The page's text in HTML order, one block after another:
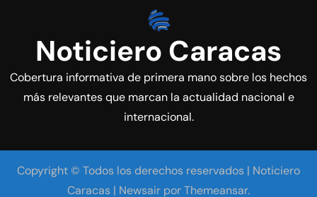
Noticiero Caracas
Cobertura informativa de primera mano sobre los hechos
más relevantes que marcan la actualidad nacional e
internacional.
Copyright © Todos los derechos reservados | Noticiero
Caracas | Newsair porThemeansar.